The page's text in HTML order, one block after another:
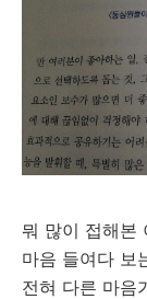
뭐 많이 접해본
마음 들여다 보
전혀 다른 마음